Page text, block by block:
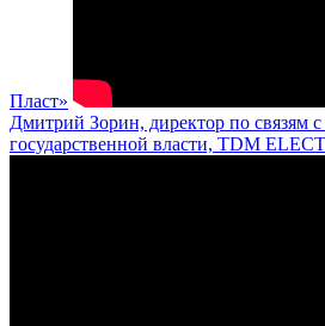
Пласт»
Дмитрий Зорин, директор по связям
государственной власти, TDM